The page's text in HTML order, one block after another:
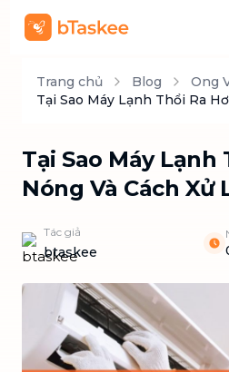
Trang chủ Blog
Ong
Tại Sao Máy Lạnh Thổi Ra
Tại Sao Máy Lạnh
Nóng Và Cách Xử
Tác giả
btaskee